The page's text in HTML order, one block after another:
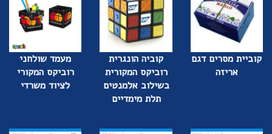
קוביית מסרים דגם
אריזה
קוביה הונגרית
רוביקס המקורית
בשילוב אלמנטים
תלת מימדיים
מעמד שולחני
רוביקס המקורי
לציוד משרדי